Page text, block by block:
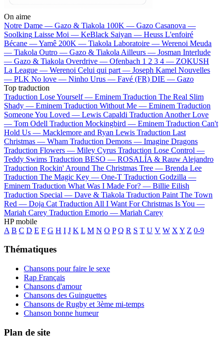
On aime
Notre Dame — Gazo & Tiakola 100K — Gazo Casanova —
Soolking Laisse Moi — KeBlack Saiyan — Heuss L'enfoiré
Bécane —Yamê 200K — Tiakola Laboratoire — Werenoi Meuda
— Tiakola Outro — Gazo & Tiakola Ailleurs — Josman Interlude
— Gazo & Tiakola Overdrive — Ofenbach 1 2 3 4 — ZOKUSH
La League — Werenoi Celui qui part — Joseph Kamel Nouvelles
— PLK No love — Ninho Urus — Favé (FR) DIE — Gazo
Top traduction
Traduction Lose Yourself — Eminem Traduction The Real Slim
Shady — Eminem Traduction Without Me — Eminem Traduction
Someone You Loved — Lewis Capaldi Traduction Another Love
— Tom Odell Traduction Mockingbird — Eminem Traduction Can't
Hold Us — Macklemore and Ryan Lewis Traduction Last
Christmas — Wham Traduction Demons — Imagine Dragons
Traduction Flowers — Miley Cyrus Traduction Lose Control —
Teddy Swims Traduction BESO — ROSALÍA & Rauw Alejandro
Traduction Rockin' Around The Christmas Tree — Brenda Lee
Traduction The Magic Key — One-T Traduction Godzilla —
Eminem Traduction What Was I Made For? — Billie Eilish
Traduction Special — Dave & Tiakola Traduction Paint The Town
Red — Doja Cat Traduction All I Want For Christmas Is You —
Mariah Carey Traduction Emorio — Mariah Carey
HP mobile
A B C D E F G H I J K L M N O P Q R S T U V W X Y Z 0-9
Thématiques
Chansons pour faire le sexe
Rap Français
Chansons d'amour
Chansons des Guinguettes
Chansons de Rugby et 3ème mi-temps
Chanson bonne humeur
Plan de site